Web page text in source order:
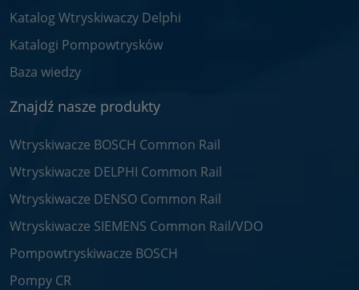
Katalog Wtryskiwaczy Delphi
Katalogi Pompowtrysków
Baza wiedzy
Znajdź nasze produkty
Wtryskiwacze BOSCH Common Rail
Wtryskiwacze DELPHI Common Rail
Wtryskiwacze DENSO Common Rail
Wtryskiwacze SIEMENS Common Rail/VDO
Pompowtryskiwacze BOSCH
Pompy CR